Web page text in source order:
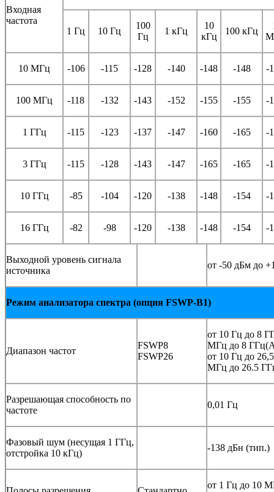
Входная
частота
1 Гц 10 Гц
100
Гц
1 кГц
10
кГц
100 кГц
10 МГц -106 -115 -128 -140 -148 -148 -
100 МГц -118 -132 -143 -152 -155 -155 -
1 ГГц -115 -123 -137 -147 -160 -165 -
3 ГГц -115 -128 -143 -147 -165 -165 -
10 ГГц -85 -104 -120 -138 -148 -154 -
16 ГГц -82 -98 -120 -138 -148 -154 -
Выходной уровень сигнала
источника
от -50 дБм до
Режим анализатора спектра (опция FSWP-B1)
Диапазон частот
FSWP8
FSWP26
от 10 Гц до 8
МГц до 8
от 10 Гц до
МГц до 26.5
Разрешающая способность по
частоте
0,01 Гц
Фазовый шум (несущая 1 ГГц,
отстройка 10 кГц)
-138 дБн (тип.)
от 1 Гц до 10